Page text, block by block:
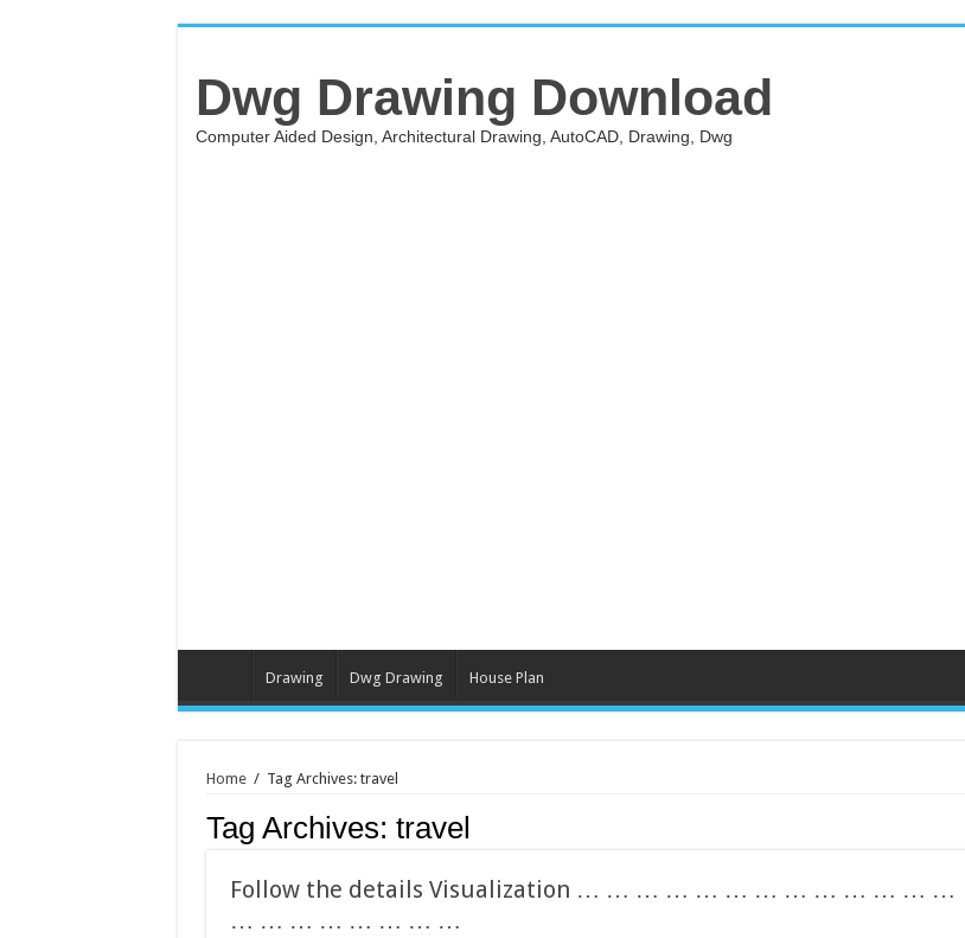
Dwg Drawing Download
Computer Aided Design, Architectural Drawing, AutoCAD, Drawing, Dwg
Drawing Dwg Drawing House Plan
Home / Tag Archives: travel
Tag Archives: travel
Follow the details Visualization … … … … … … … … … … … … …
… … … … … … … …